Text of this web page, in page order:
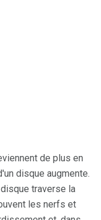
de plus en
disque augmente.
traverse la
les nerfs et